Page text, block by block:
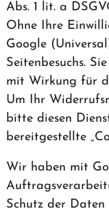
Abs. 1 lit. a
Ohne Ihre
Google
Seitenbesuchs.
mit Wirkung für
Um Ihr
bitte diesen
bereitgestellte
Wir haben mit
Schutz der Daten